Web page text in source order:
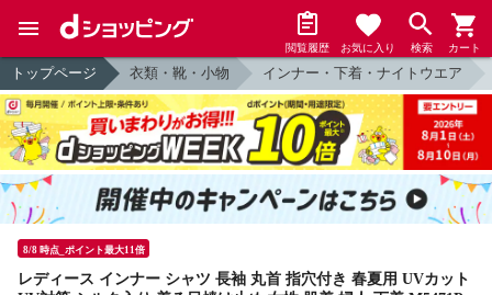
閲覧履歴 お気に入り 検索 カート
トップページ 衣類・靴・小物 インナー・下着・ナイトウエア
8/8 時点_ポイント最大11倍
レディース インナー シャツ 長袖 丸首 指穴付き 春夏用 UVカット